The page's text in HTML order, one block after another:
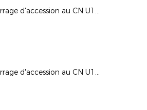
Barrage d'accession au CN U19 - AS Montferrand / AS Saint Priest
Barrage d'accession au CN U17 - AS Saint Priest / DOMTAC FC